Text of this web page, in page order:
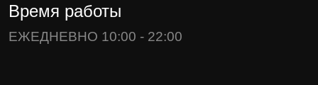
Время работы
ЕЖЕДНЕВНО 10:00 - 22:00